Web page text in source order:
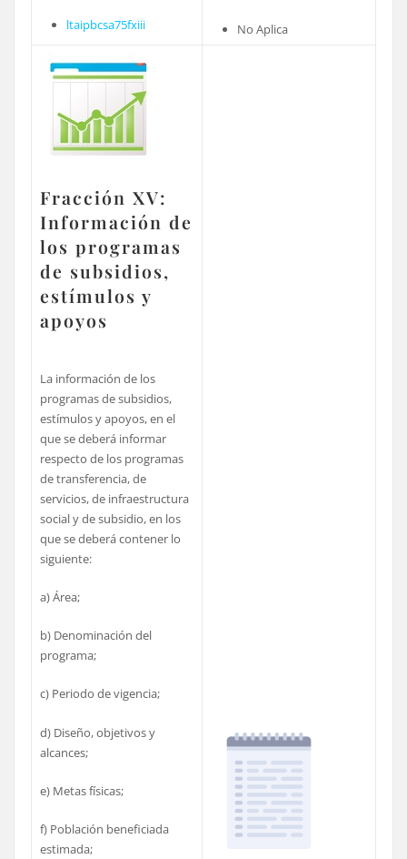
ltaipbcsa75fxiii No Aplica
Fracción XV:
Información de
los programas
de subsidios,
estímulos y
apoyos
La información de los
programas de subsidios,
estímulos y apoyos, en el
que se deberá informar
respecto de los programas
de transferencia, de
servicios, de infraestructura
social y de subsidio, en los
que se deberá contener lo
siguiente:
a) Área;
b) Denominación del
programa;
c) Periodo de vigencia;
d) Diseño, objetivos y
alcances;
e) Metas físicas;
f) Población beneficiada
estimada;